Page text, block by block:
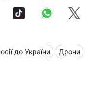
до України Дрони